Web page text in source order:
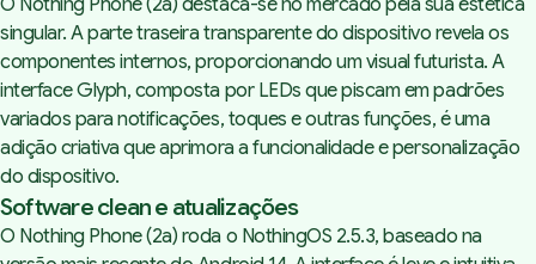
fracos
Haptic feedback - também
fraco
Falta de suporte a gravação
de vídeo 4K 60fps
O Nothing Phone (2a) destaca-se no mercado pela sua estética
singular. A parte traseira transparente do dispositivo revela os
componentes internos, proporcionando um visual futurista. A
interface Glyph, composta por LEDs que piscam em padrões
variados para notificações, toques e outras funções, é uma
adição criativa que aprimora a funcionalidade e personalização
do dispositivo.
Software clean e atualizações
O Nothing Phone (2a) roda o NothingOS 2.5.3, baseado na